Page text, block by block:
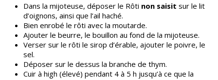
Dans la mijoteuse, déposer le Rôti non saisit sur le lit
d’oignons, ainsi que l’ail haché.
Bien enrobé le rôti avec la moutarde.
Ajouter le beurre, le bouillon au fond de la mijoteuse.
Verser sur le rôti le sirop d’érable, ajouter le poivre, le
sel.
Déposer sur le dessus la branche de thym.
Cuir à high (élevé) pendant 4 à 5 h jusqu’à ce que la